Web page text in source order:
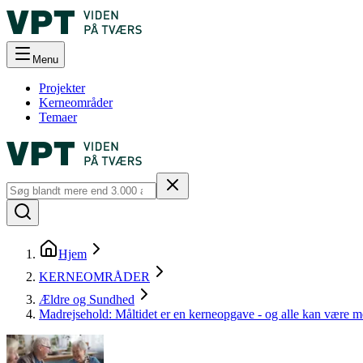
Menu
Projekter
Kerneområder
Temaer
Hjem
KERNEOMRÅDER
Ældre og Sundhed
Madrejsehold: Måltidet er en kerneopgave - og alle kan være